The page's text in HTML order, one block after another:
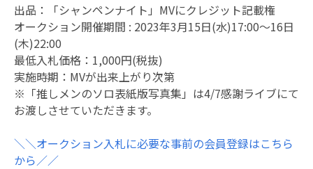
出品：「シャンペンナイト」MVにクレジット記載権
オークション開催期間 : 2023年3月15日(水)17:00～16日
(木)22:00
最低入札価格：1,000円(税抜)
実施時期：MVが出来上がり次第
※「推しメンのソロ表紙版写真集」は4/7感謝ライブにて
お渡しさせていただきます。
＼＼オークション入札に必要な事前の会員登録はこちら
から／／